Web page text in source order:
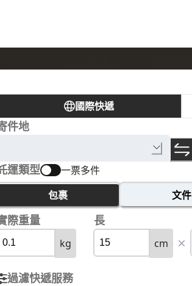
國際快遞
件地
運類型 一票多件
包裹 文件
際重量 長
kg cm
過濾快遞服務